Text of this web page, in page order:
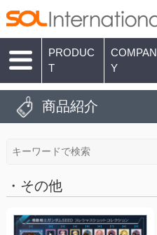
PRODUC
T
COMPAN
Y
商品紹介
・その他